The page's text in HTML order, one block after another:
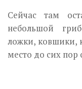
Сейчас там
небольшой
ложки, ковшики,
место до сих пор